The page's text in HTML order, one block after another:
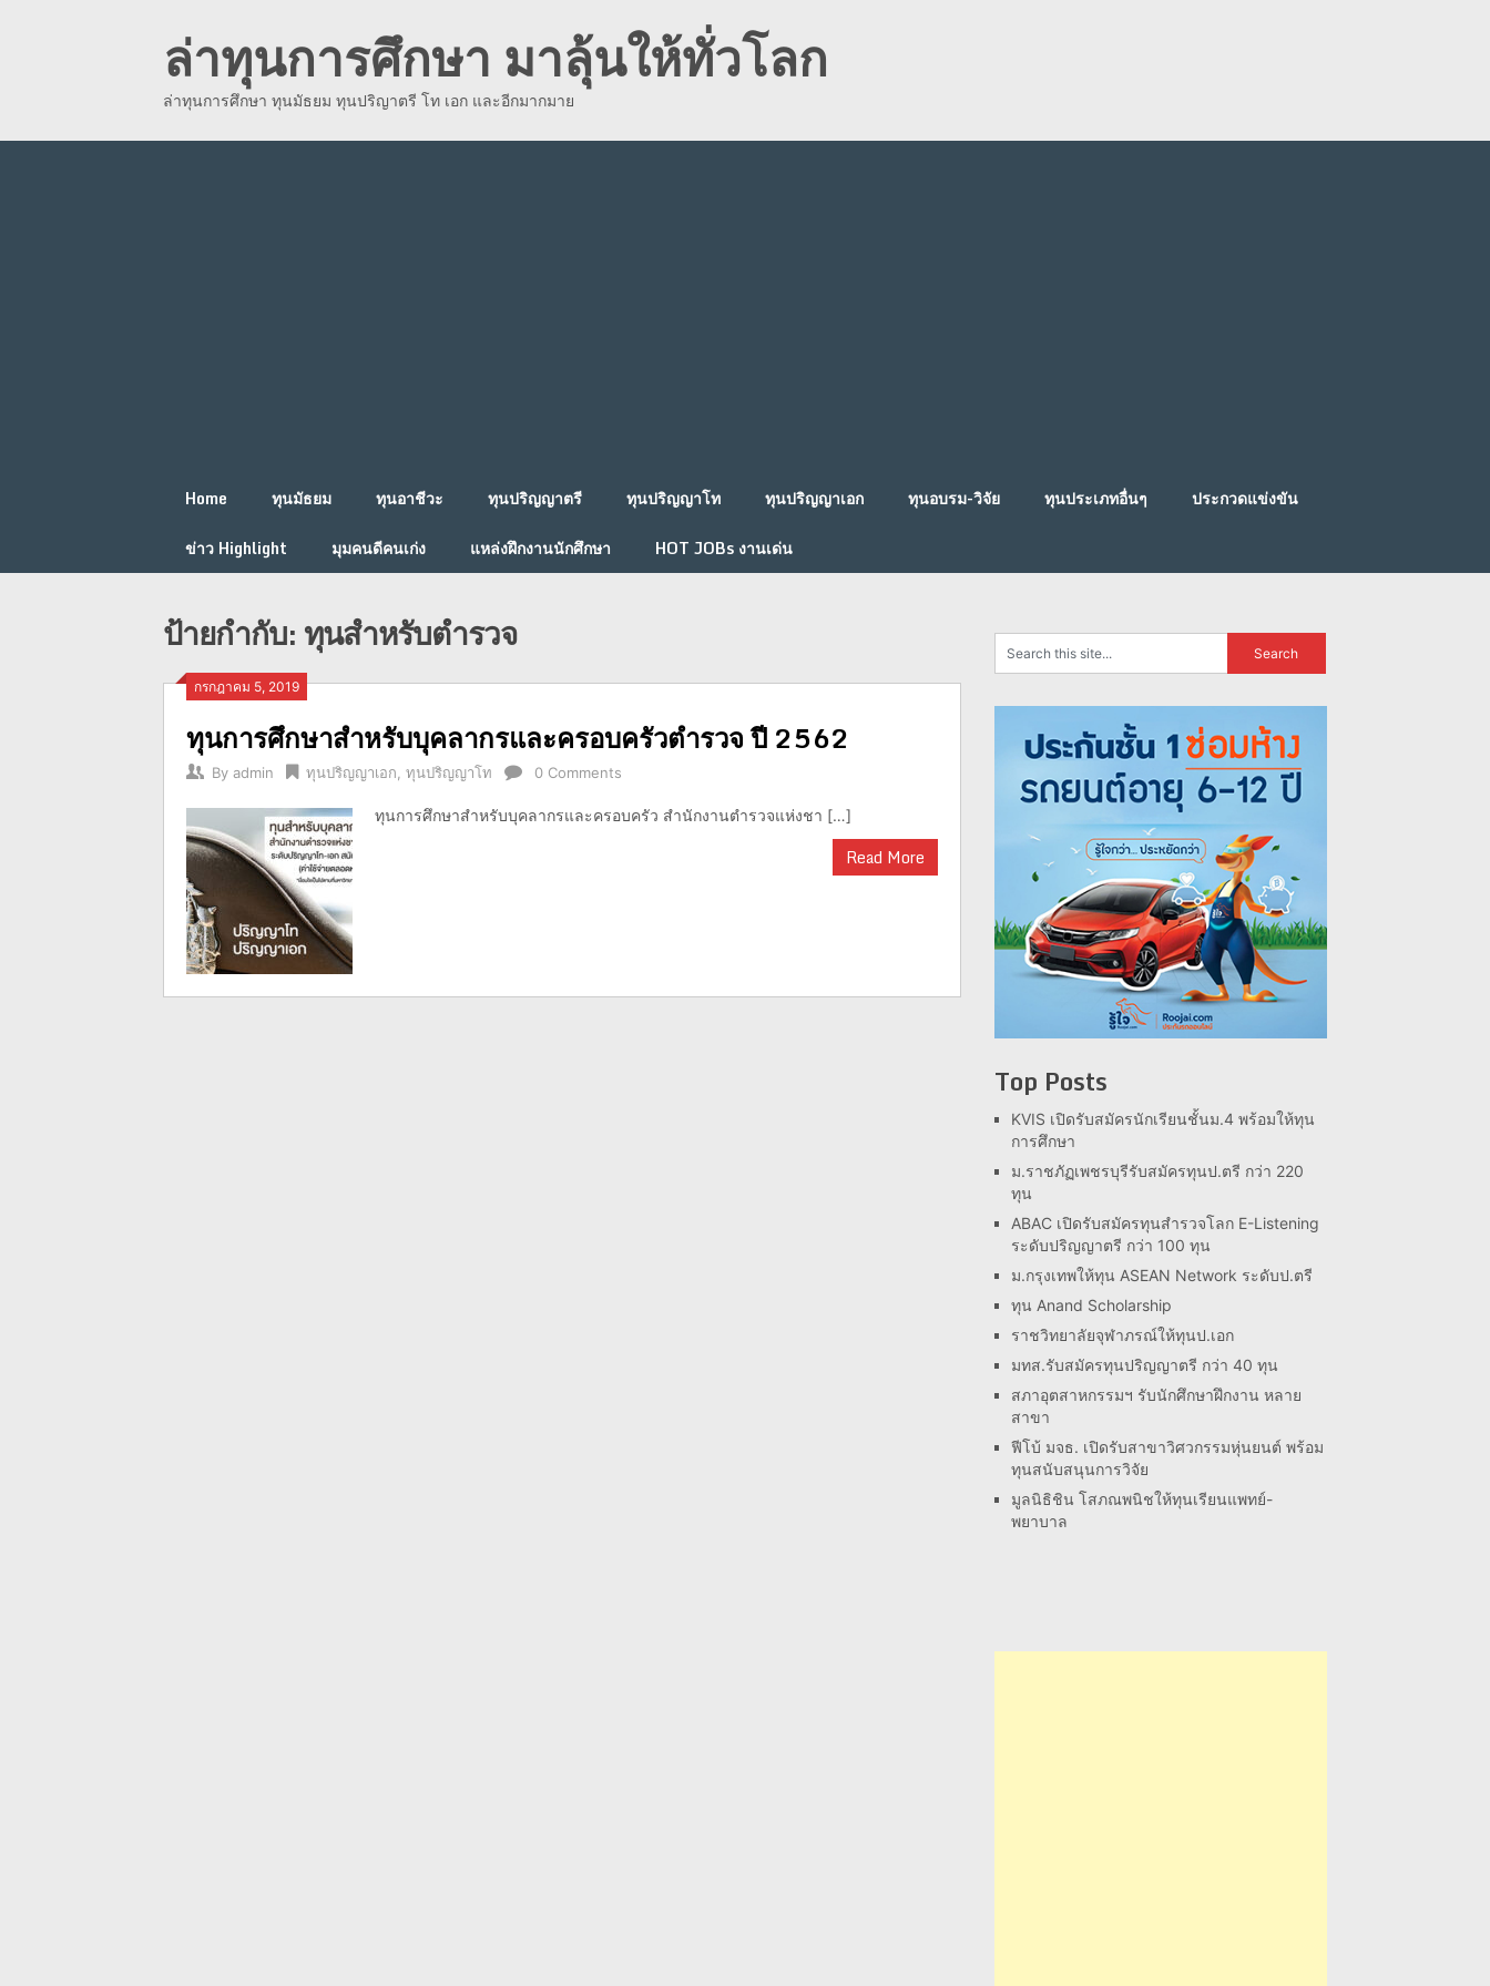
ล่าทุนการศึกษา มาลุ้นให้ทั่วโลก
ล่าทุนการศึกษา ทุนมัธยม ทุนปริญาตรี โท เอก และอีกมากมาย
Home ทุนมัธยม ทุนอาชีวะ ทุนปริญญาตรี ทุนปริญญาโท ทุนปริญญาเอก ทุนอบรม-วิจัย ทุนประเภทอื่นๆ
ประกวดแข่งขัน
ข่าว Highlight
มุมคนดีคนเก่ง แหล่งฝึกงานนักศึกษา HOT JOBs งานเด่น
ป้ายกำกับ:ทุนสำหรับตำรวจ
กรกฎาคม 5, 2019
ทุนการศึกษาสำหรับบุคลากรและครอบครัวตำรวจ ปี 2562
By admin ทุนปริญญาเอก ทุนปริญญาโท 0 Comments
ทุนการศึกษาสำหรับบุคลากรและครอบครัว สำนักงานตำรวจแห่งชา […]
Read More
Top Posts
KVIS เปิดรับสมัครนักเรียนชั้นม.4 พร้อมให้ทุน
การศึกษา
ม.ราชภัฏเพชรบุรีรับสมัครทุนป.ตรี กว่า 220
ทุน
ABAC เปิดรับสมัครทุนสำรวจโลก E-Listening
ระดับปริญญาตรี กว่า 100 ทุน
ม.กรุงเทพให้ทุน ASEAN Network ระดับป.ตรี
ทุน Anand Scholarship
ราชวิทยาลัยจุฬาภรณ์ให้ทุนป.เอก
มทส.รับสมัครทุนปริญญาตรี กว่า 40 ทุน
สภาอุตสาหกรรมฯ รับนักศึกษาฝึกงาน หลาย
สาขา
ฟีโบ้ มจธ. เปิดรับสาขาวิศวกรรมหุ่นยนต์ พร้อม
ทุนสนับสนุนการวิจัย
มูลนิธิชิน โสภณพนิชให้ทุนเรียนแพทย์-
พยาบาล